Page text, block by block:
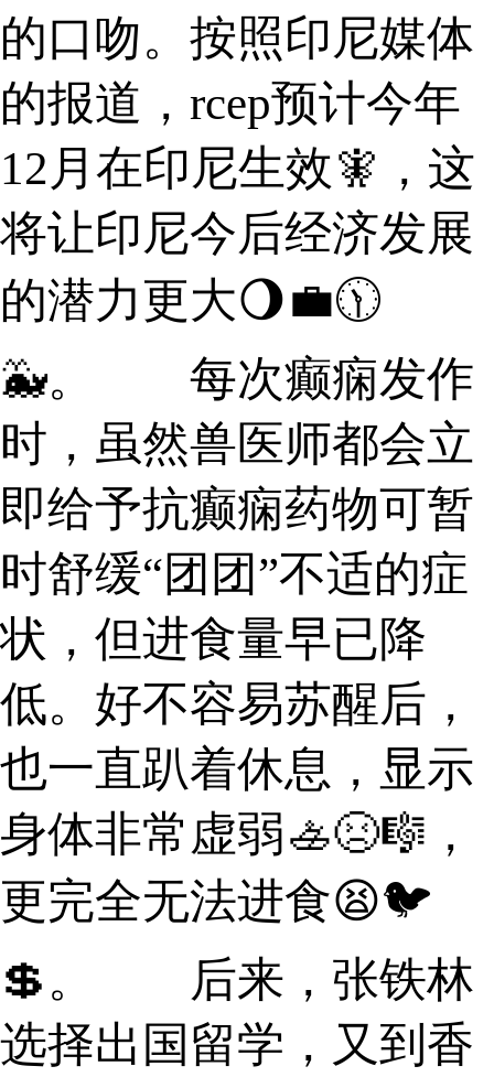
的口吻。按照印尼媒体
的报道，rcep预计今年
12月在印尼生效🧚，这
将让印尼今后经济发展
的潜力更大🌖💼🕦
🐳。 每次癫痫发作
时，虽然兽医师都会立
即给予抗癫痫药物可暂
时舒缓“团团”不适的症
状，但进食量早已降
低。好不容易苏醒后，
也一直趴着休息，显示
身体非常虚弱🚣😣🎼，
更完全无法进食😫🐦
💲。 后来，张铁林
选择出国留学，又到香